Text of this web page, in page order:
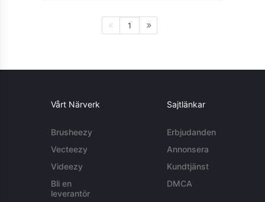
1
Vårt Närverk
Brusheezy
Vecteezy
Videezy
Bli en
leverantör
Sajtlänkar
Erbjudanden
Annonsera
Kundtjänst
DMCA